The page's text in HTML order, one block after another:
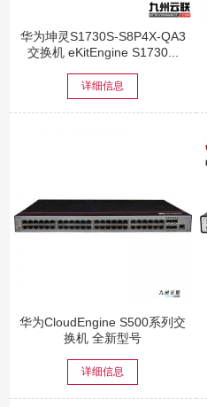
华为坤灵S1730S-S8P4X-QA3
交换机 eKitEngine S1730...
详细信息
华为CloudEngine S500系列交
换机 全新型号
详细信息